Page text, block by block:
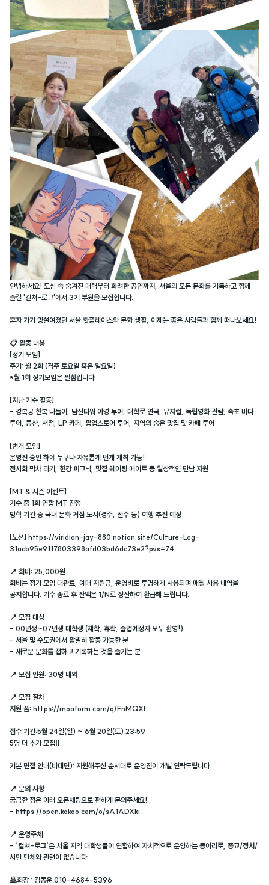
안녕하세요! 도심 속 숨겨진 매력부터 화려한 공연까지, 서울의 모든 문화를 기록하고 함께
즐길 '컬처-로그'에서 3기 부원을 모집합니다.
혼자 가기 망설여졌던 서울 핫플레이스와 문화 생활, 이제는 좋은 사람들과 함께 떠나보세요!
📋 활동 내용
[정기 모임]
주기: 월 2회 (격주 토요일 혹은 일요일)
*월 1회 정기모임은 필참입니다.
[지난 기수 활동]
- 경복궁 한복 나들이, 남산타워 야경 투어, 대학로 연극, 뮤지컬, 독립영화 관람, 속초 바다
투어, 등산, 서점, LP 카페, 팝업스토어 투어, 지역의 숨은 맛집 및 카페 투어
[번개 모임]
운영진 승인 하에 누구나 자유롭게 번개 개최 가능!
전시회 막차 타기, 한강 피크닉, 맛집 웨이팅 메이트 등 일상적인 만남 지원
[MT & 시즌 이벤트]
기수 중 1회 연합 MT 진행
방학 기간 중 국내 문화 거점 도시(경주, 전주 등) 여행 추진 예정
[노션] https://viridian-jay-880.notion.site/Culture-Log-
31acb95e9117803398afd03bd6dc73e2?pvs=74
📍 회비: 25,000원
회비는 정기 모임 대관료, 예매 지원금, 운영비로 투명하게 사용되며 매월 사용 내역을
공지합니다. 기수 종료 후 잔액은 1/N로 정산하여 환급해 드립니다.
📍 모집 대상
- 00년생~07년생 대학생 (재학, 휴학, 졸업예정자 모두 환영!)
- 서울 및 수도권에서 활발히 활동 가능한 분
- 새로운 문화를 접하고 기록하는 것을 즐기는 분
📍 모집 인원: 30명 내외
📍 모집 절차
지원 폼: https://moaform.com/q/FnMQXl
접수 기간:5월 24일(일) ~ 6월 20일(토) 23:59
5명 더 추가 모집‼️
기본 면접 안내(비대면): 지원해주신 순서대로 운영진이 개별 연락드립니다.
📍 문의 사항
궁금한 점은 아래 오픈채팅으로 편하게 문의주세요!
- https://open.kakao.com/o/sA1ADXki
📍 운영주체
- ‘컬쳐-로그‘은 서울 지역 대학생들이 연합하여 자치적으로 운영하는 동아리로, 종교/정치/
시민 단체와 관련이 없습니다.
🙇회장 : 김동운 010-4684-5396